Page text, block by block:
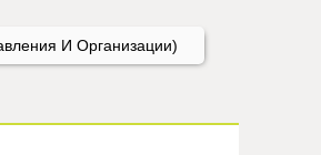
И Организации)